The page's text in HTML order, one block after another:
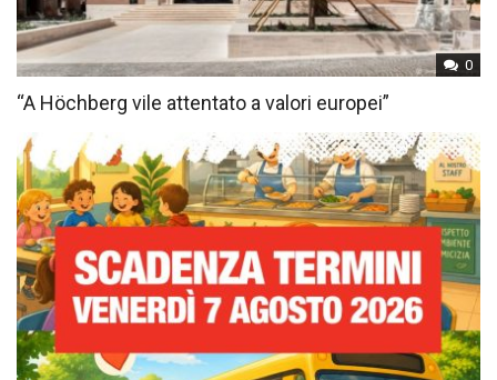
0
“A Höchberg vile attentato a valori europei”